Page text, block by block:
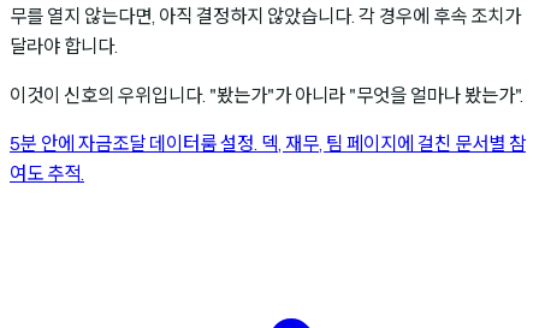
무를 열지 않는다면, 아직 결정하지 않았습니다. 각 경우에 후속 조치가
달라야 합니다.
이것이 신호의 우위입니다. "봤는가"가 아니라 "무엇을 얼마나 봤는가".
5분 안에 자금조달 데이터룸 설정. 덱, 재무, 팀 페이지에 걸친 문서별 참
여도 추적.